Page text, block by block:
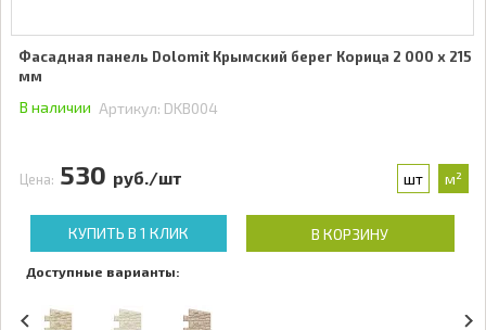
Фасадная панель Dolomit Крымский берег Корица 2 000 x 215
мм
В наличии Артикул: DKB004
Цена: 530 руб./шт шт м²
КУПИТЬ В 1 КЛИК В КОРЗИНУ
Доступные варианты: